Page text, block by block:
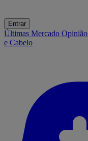
Entrar
Últimas Mercado Opinião
e Cabelo